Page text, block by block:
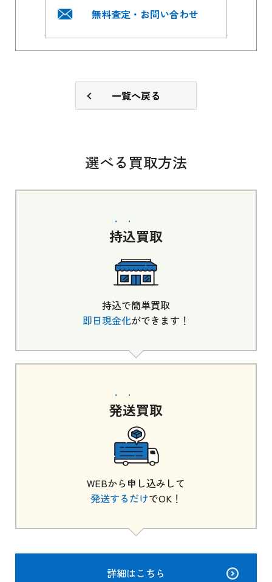
無料査定・お問い合わせ
一覧へ戻る
選べる買取方法
持込買取
持込で簡単買取
即日現金化ができます！
発送買取
WEBから申し込みして
発送するだけでOK！
詳細はこちら